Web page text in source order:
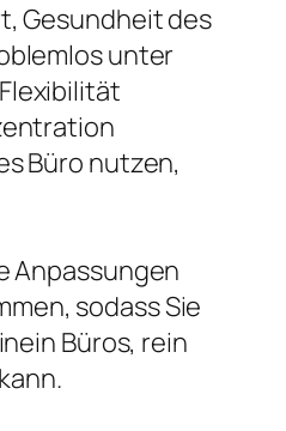
Gesundheit des
unter
Büro nutzen,
Anpassungen
sodass Sie
Büros, rein